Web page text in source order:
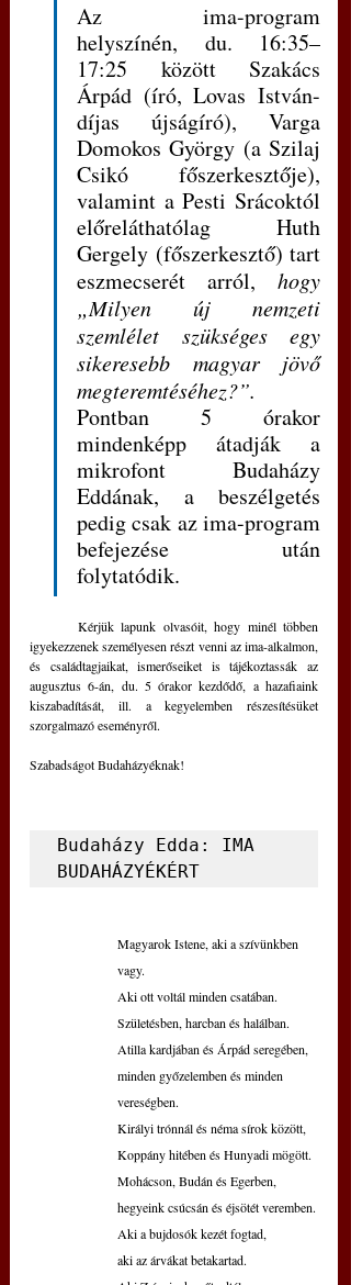
Az ima-program
helyszínén, du. 16:35–
17:25 között Szakács
Árpád (író, Lovas István-
díjas újságíró), Varga
Domokos György (a Szilaj
Csikó főszerkesztője),
valamint a Pesti Srácoktól
előreláthatólag Huth
Gergely (főszerkesztő) tart
eszmecserét arról, hogy
„Milyen új nemzeti
szemlélet szükséges egy
sikeresebb magyar jövő
Pontban 5 órakor
mindenképp átadják a
mikrofont Budaházy
Eddának, a beszélgetés
pedig csak az ima-program
befejezése után
folytatódik.
igyekezzenek személyesen részt venni az ima-alkalmon,
és családtagjaikat, ismerőseiket is tájékoztassák az
augusztus 6-án, du. 5 órakor kezdődő, a hazafiaink
kiszabadítását, ill. a kegyelemben részesítésüket
szorgalmazó eseményről.
Szabadságot Budaházyéknak!
Budaházy Edda: IMA
BUDAHÁZYÉKÉRT
Magyarok Istene, aki a szívünkben
vagy.
Aki ott voltál minden csatában.
Születésben, harcban és halálban.
Atilla kardjában és Árpád seregében,
minden győzelemben és minden
vereségben.
Királyi trónnál és néma sírok között,
Koppány hitében és Hunyadi mögött.
Mohácson, Budán és Egerben,
hegyeink csúcsán és éjsötét veremben.
Aki a bujdosók kezét fogtad,
aki az árvákat betakartad.